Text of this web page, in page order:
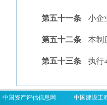
第五十一条 小企
第五十二条 本制
第五十三条 执行
中国资产评估信息网
中国建设工